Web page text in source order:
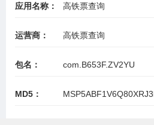
应用名称： 高铁票查询
运营商： 高铁票查询
包名： com.B653F.ZV2YU
MD5：